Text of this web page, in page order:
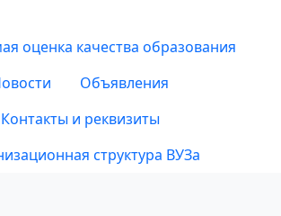
оценка качества образования
Объявления
Контакты и реквизиты
структура ВУЗа